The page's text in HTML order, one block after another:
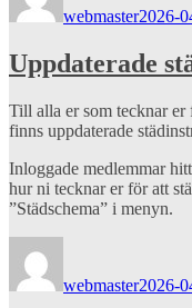
webmaster2026-
Uppdaterade
Till alla er som tecknar er
finns uppdaterade
Inloggade medlemmar
hur ni tecknar er för att
”Städschema” i menyn.
webmaster2026-